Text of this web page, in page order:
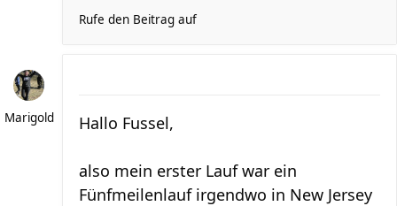
Rufe den Beitrag auf
Marigold Hallo Fussel,
also mein erster Lauf war ein
Fünfmeilenlauf irgendwo in New Jersey